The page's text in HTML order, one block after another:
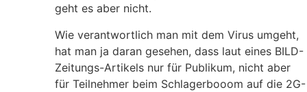
geht es aber nicht.
Wie verantwortlich man mit dem Virus umgeht,
hat man ja daran gesehen, dass laut eines BILD-
Zeitungs-Artikels nur für Publikum, nicht aber
für Teilnehmer beim Schlagerbooom auf die 2G-